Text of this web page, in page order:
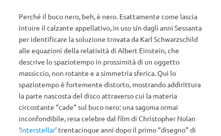
Perché il buco nero, beh, è nero. Esattamente come lascia
intuire il calzante appellativo, in uso sin dagli anni Sessanta
per identificare la soluzione trovata da Karl Schwarzschild
alle equazioni della relatività di Albert Einstein, che
descrive lo spaziotempo in prossimità di un oggetto
massiccio, non rotante e a simmetria sferica. Qui lo
spaziotempo è fortemente distorto, mostrando addirittura
la parte nascosta del disco attraverso cui la materia
circostante “cade” sul buco nero: una sagoma ormai
inconfondibile, resa celebre dal film di Christopher Nolan
‘Interstellar’ trentacinque anni dopo il primo “disegno” di